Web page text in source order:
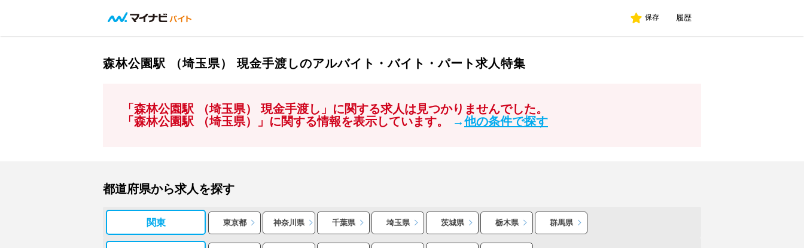
保存 履歴
森林公園駅 （埼玉県） 現金手渡しのアルバイト・バイト・パート求人特集
「森林公園駅 （埼玉県） 現金手渡し」に関する求人は見つかりませんでした。
「森林公園駅 （埼玉県）」に関する情報を表示しています。
→他の条件で探す
都道府県から求人を探す
関東 東京都 神奈川県 千葉県 埼玉県 茨城県 栃木県 群馬県